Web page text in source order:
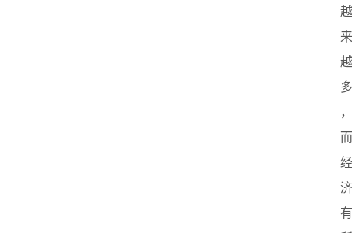
越
来
越
多
，
而
经
济
有